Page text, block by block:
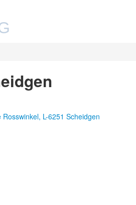
Rosswinkel, L-6251 Scheidgen